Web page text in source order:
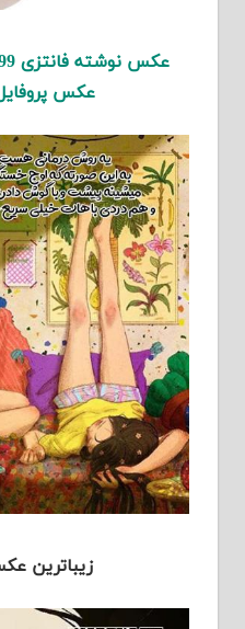
عکس نوشته فانتزی 99
عکس پروفایل
زیباترین